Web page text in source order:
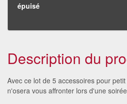
épuisé
Description du
Avec ce lot de 5 accessoires pour
n'osera vous affronter lors d'une